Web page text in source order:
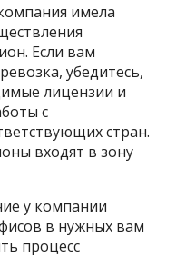
имела
Если вам
убедитесь,
лицензии и
с
стран.
входят в зону
у компании
в нужных вам
процесс